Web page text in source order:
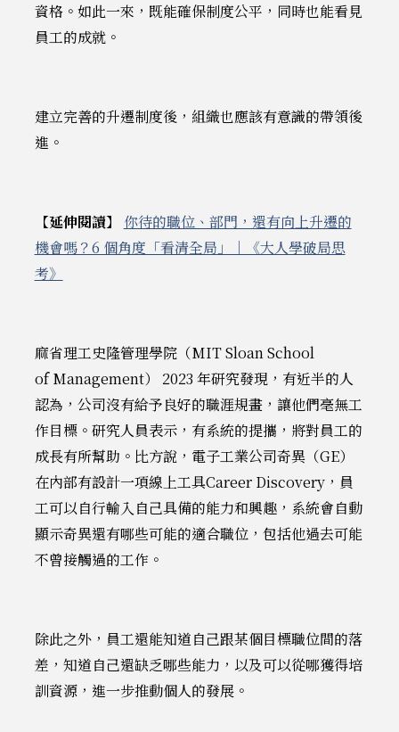
資格。如此一來，既能確保制度公平，同時也能看見
員工的成就。
建立完善的升遷制度後，組織也應該有意識的帶領後
進。
【延伸閱讀】
你待的職位、部門，還有向上升遷的
機會嗎？6 個角度「看清全局」｜《大人學破局思
考》
麻省理工史隆管理學院（MIT Sloan School
of Management） 2023 年研究發現，有近半的人
認為，公司沒有給予良好的職涯規畫，讓他們毫無工
作目標。研究人員表示，有系統的提攜，將對員工的
成長有所幫助。比方說，電子工業公司奇異（GE）
在內部有設計一項線上工具Career Discovery，員
工可以自行輸入自己具備的能力和興趣，系統會自動
顯示奇異還有哪些可能的適合職位，包括他過去可能
不曾接觸過的工作。
除此之外，員工還能知道自己跟某個目標職位間的落
差，知道自己還缺乏哪些能力，以及可以從哪獲得培
訓資源，進一步推動個人的發展。